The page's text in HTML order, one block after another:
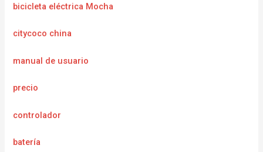
bicicleta eléctrica Mocha
citycoco china
manual de usuario
precio
controlador
batería